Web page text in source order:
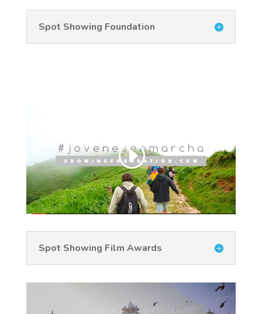
Spot Showing Foundation
Spot Showing Film Awards